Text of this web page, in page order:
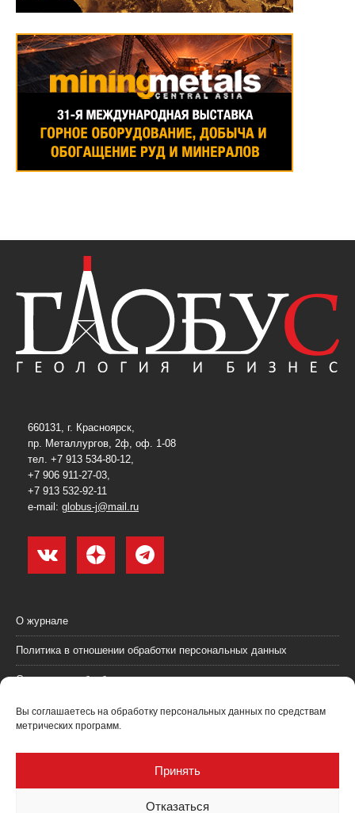
Вы соглашаетесь на обработку персональных данных по средствам
метрических программ.
Принять
Отказаться
660131, г. Красноярск,
пр. Металлургов, 2ф, оф. 1-08
тел. +7 913 534-80-12,
+7 906 911-27-03,
+7 913 532-92-11
e-mail: globus-j@mail.ru
О журнале
Политика в отношении обработки персональных данных
Согласие на обработку персональных данных
Пользовательское соглашение (оферта)